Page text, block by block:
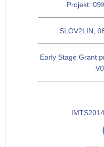
Projekt:
SLOV2LIN,
Early Stage Grant